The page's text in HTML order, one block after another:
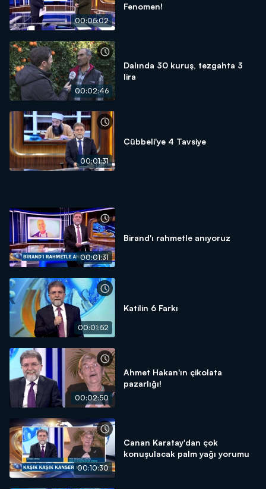
00:05:02
Fenomen!
00:02:46
Dalında 30 kuruş, tezgahta 3
lira
00:01:31
Cübbeli'ye 4 Tavsiye
00:01:31
Birand'ı rahmetle anıyoruz
00:01:52
Katilin 6 Farkı
00:02:50
Ahmet Hakan'ın çikolata
pazarlığı!
00:10:30
Canan Karatay'dan çok
konuşulacak palm yağı yorumu